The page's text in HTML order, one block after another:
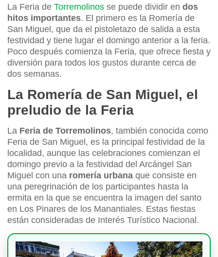
La Feria de Torremolinos se puede dividir en dos
hitos importantes. El primero es la Romería de
San Miguel, que da el pistoletazo de salida a esta
festividad y tiene lugar el domingo anterior a la feria.
Poco después comienza la Feria, que ofrece fiesta y
diversión para todos los gustos durante cerca de
dos semanas.
La Romería de San Miguel, el
preludio de la Feria
La Feria de Torremolinos, también conocida como
Feria de San Miguel, es la principal festividad de la
localidad, aunque las celebraciones comienzan el
domingo previo a la festividad del Arcángel San
Miguel con una romería urbana que consiste en
una peregrinación de los participantes hasta la
ermita en la que se encuentra la imagen del santo
en Los Pinares de los Manantiales. Estas fiestas
están consideradas de Interés Turístico Nacional.